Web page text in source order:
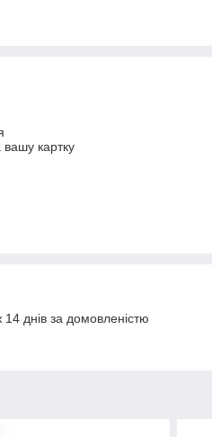
вашу картку
днів за домовленістю